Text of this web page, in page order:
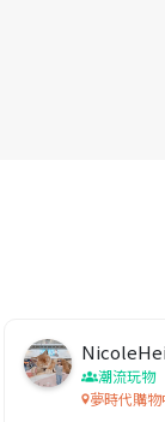
潮流玩物
夢時代購物